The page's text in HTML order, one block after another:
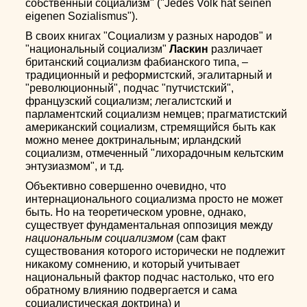
собственный социализм" ("Jedes Volk hat seinen
eigenen Sozialismus").
В своих книгах "Социализм у разных народов" и
"национальный социализм"Ласкин различает
британский социализм фабианского типа, –
традиционный и реформистский, эгалитарный и
"революционный", подчас "путчистский",
французский социализм; легалистский и
парламентский социализм немцев; прагматистский
американский социализм, стремящийся быть как
можно менее доктринальным; ирландский
социализм, отмеченный "лихорадочным кельтским
энтузиазмом", и т.д.
Объективно совершенно очевидно, что
интернационального социализма просто не может
быть. Но на теоретическом уровне, однако,
существует фундаментальная оппозиция между
национальным социализмом (сам факт
существования которого исторически не подлежит
никакому сомнению, и который учитывает
национальный фактор подчас настолько, что его
обратному влиянию подвергается и сама
социалистическая доктрина) и